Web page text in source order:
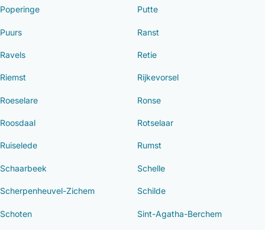
Poperinge Putte
Puurs Ranst
Ravels Retie
Riemst Rijkevorsel
Roeselare Ronse
Roosdaal Rotselaar
Ruiselede Rumst
Schaarbeek Schelle
Scherpenheuvel-Zichem Schilde
Schoten Sint-Agatha-Berchem